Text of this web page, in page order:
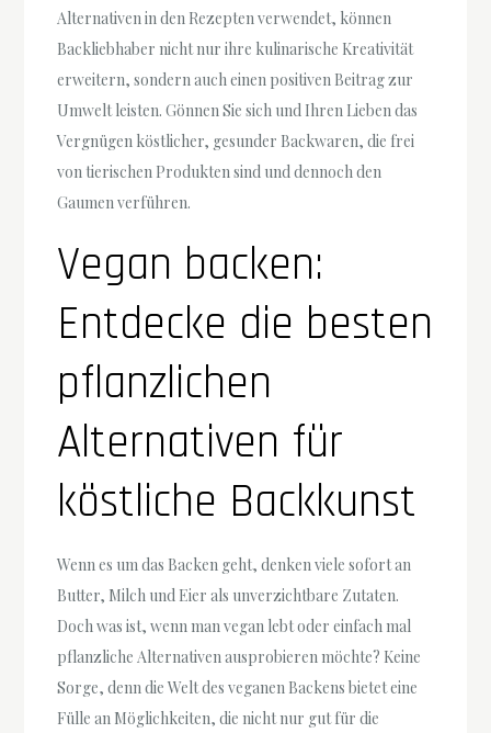
Alternativen in den Rezepten verwendet, können
Backliebhaber nicht nur ihre kulinarische Kreativität
erweitern, sondern auch einen positiven Beitrag zur
Umwelt leisten. Gönnen Sie sich und Ihren Lieben das
Vergnügen köstlicher, gesunder Backwaren, die frei
von tierischen Produkten sind und dennoch den
Gaumen verführen.
Vegan backen:
Entdecke die besten
pflanzlichen
Alternativen für
köstliche Backkunst
Wenn es um das Backen geht, denken viele sofort an
Butter, Milch und Eier als unverzichtbare Zutaten.
Doch was ist, wenn man vegan lebt oder einfach mal
pflanzliche Alternativen ausprobieren möchte? Keine
Sorge, denn die Welt des veganen Backens bietet eine
Fülle an Möglichkeiten, die nicht nur gut für die